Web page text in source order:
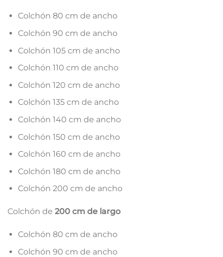
Colchón 80 cm de ancho
Colchón 90 cm de ancho
Colchón 105 cm de ancho
Colchón 110 cm de ancho
Colchón 120 cm de ancho
Colchón 135 cm de ancho
Colchón 140 cm de ancho
Colchón 150 cm de ancho
Colchón 160 cm de ancho
Colchón 180 cm de ancho
Colchón 200 cm de ancho
Colchón de 200 cm de largo
Colchón 80 cm de ancho
Colchón 90 cm de ancho